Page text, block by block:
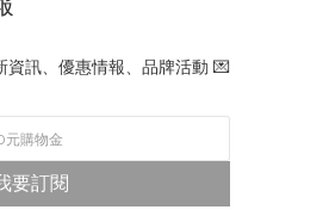
資訊、優惠情報、品牌活動 💌
要訂閱